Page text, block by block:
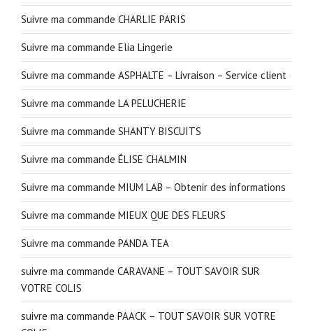
Suivre ma commande CHARLIE PARIS
Suivre ma commande Elia Lingerie
Suivre ma commande ASPHALTE – Livraison – Service client
Suivre ma commande LA PELUCHERIE
Suivre ma commande SHANTY BISCUITS
Suivre ma commande ÉLISE CHALMIN
Suivre ma commande MIUM LAB – Obtenir des informations
Suivre ma commande MIEUX QUE DES FLEURS
Suivre ma commande PANDA TEA
suivre ma commande CARAVANE – TOUT SAVOIR SUR
VOTRE COLIS
suivre ma commande PAACK – TOUT SAVOIR SUR VOTRE